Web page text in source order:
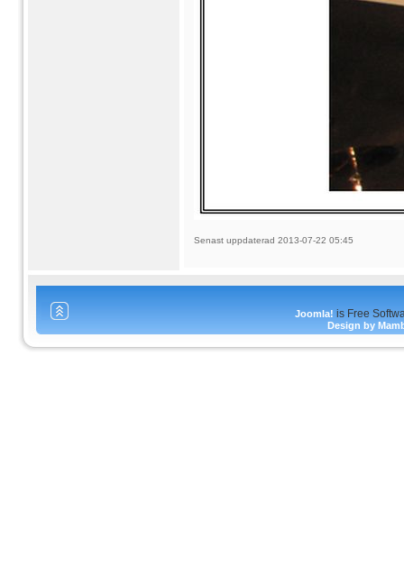
Senast uppdaterad 2013-07-22 05:45
Joomla! is Free
Design by